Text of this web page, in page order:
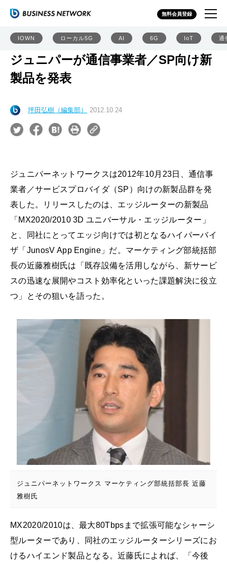
無料会員登録
IOWN ローカル5G AI 6G IoT 通
ジュニパーが通信事業者／SP向け新
製品を発表
坪田弘樹（編集部） 2012.10.24
ジュニパーネットワークスは2012年10月23日、通信事
業者／サービスプロバイダ（SP）向けの新製品群を発
表した。リリースしたのは、エッジルーターの新製品
「MX2020/2010 3D ユニバーサル・エッジルーター」
と、同社にとってエッジ向けでは初となるハイパーバイ
ザ「JunosV App Engine」だ。マーケティング部統括部
長の近藤雅樹氏は「既存設備を活用しながら、新サービ
スの迅速な展開やコスト効率化といった課題解決に役立
つ」とその狙いを語った。
ジュニパーネットワークス マーケティング部統括部長 近藤
雅樹氏
MX2020/2010は、最大80Tbpsまで拡張可能なシャーシ
型ルーターであり、同社のエッジルーターシリーズにお
けるハイエンド製品となる。近藤氏によれば、「今後